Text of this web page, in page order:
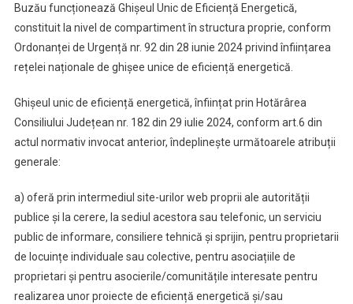
Buzău funcționează Ghișeul Unic de Eficiență Energetică,
constituit la nivel de compartiment în structura proprie, conform
Ordonanței de Urgență nr. 92 din 28 iunie 2024 privind înființarea
rețelei naționale de ghișee unice de eficiență energetică.
Ghișeul unic de eficiență energetică, înființat prin Hotărârea
Consiliului Județean nr. 182 din 29 iulie 2024, conform art.6 din
actul normativ invocat anterior, îndeplinește următoarele atribuții
generale:
a) oferă prin intermediul site-urilor web proprii ale autorității
publice și la cerere, la sediul acestora sau telefonic, un serviciu
public de informare, consiliere tehnică și sprijin, pentru proprietarii
de locuințe individuale sau colective, pentru asociațiile de
proprietari și pentru asocierile/comunitățile interesate pentru
realizarea unor proiecte de eficiență energetică și/sau